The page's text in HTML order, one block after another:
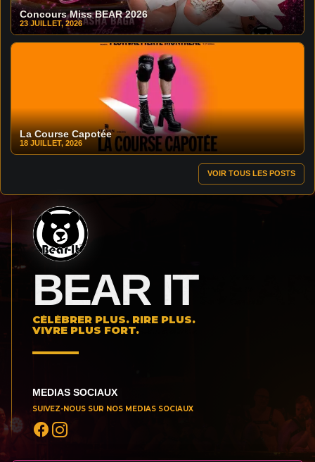
Concours Miss BEAR 2026
23 JUILLET, 2026
La Course Capotée
18 JUILLET, 2026
VOIR TOUS LES POSTS
BEAR IT
CÉLÉBRER PLUS. RIRE PLUS.
VIVRE PLUS FORT.
MEDIAS SOCIAUX
SUIVEZ-NOUS SUR NOS MEDIAS SOCIAUX